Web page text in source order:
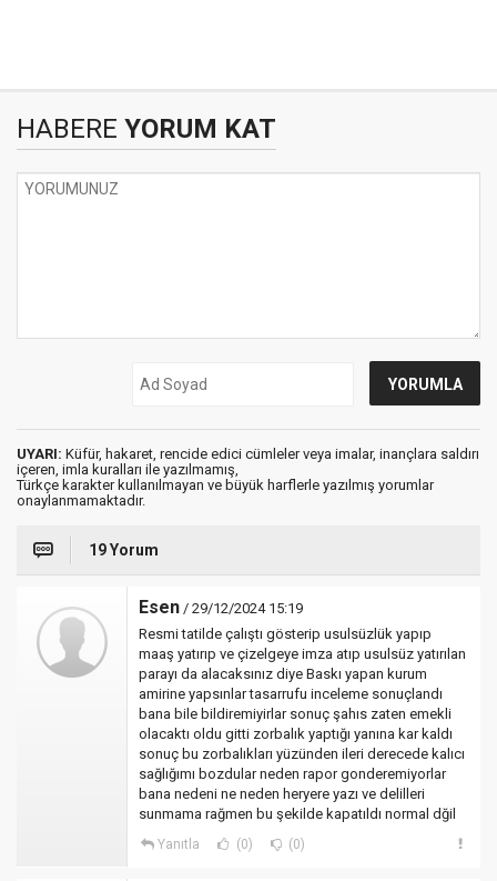
HABERE YORUM KAT
UYARI: Küfür, hakaret, rencide edici cümleler veya imalar, inançlara saldırı
içeren, imla kuralları ile yazılmamış,
Türkçe karakter kullanılmayan ve büyük harflerle yazılmış yorumlar
onaylanmamaktadır.
19 Yorum
Esen / 29/12/2024 15:19
Resmi tatilde çalıştı gösterip usulsüzlük yapıp
maaş yatırıp ve çizelgeye imza atıp usulsüz yatırılan
parayı da alacaksınız diye Baskı yapan kurum
amirine yapsınlar tasarrufu inceleme sonuçlandı
bana bile bildiremiyirlar sonuç şahıs zaten emekli
olacaktı oldu gitti zorbalık yaptığı yanına kar kaldı
sonuç bu zorbalıkları yüzünden ileri derecede kalıcı
sağlığımı bozdular neden rapor gonderemiyorlar
bana nedeni ne neden heryere yazı ve delilleri
sunmama rağmen bu şekilde kapatıldı normal dğil
Yanıtla (0) (0)